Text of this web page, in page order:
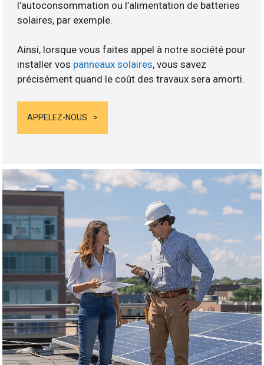
l’autoconsommation ou l’alimentation de batteries
solaires, par exemple.
Ainsi, lorsque vous faites appel à notre société pour
installer vos panneaux solaires, vous savez
précisément quand le coût des travaux sera amorti.
APPELEZ-NOUS